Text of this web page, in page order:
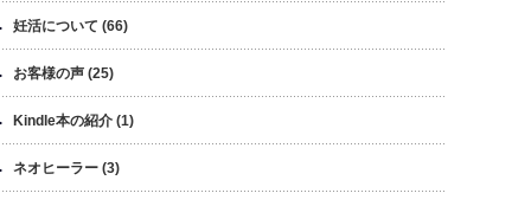
妊活について (66)
お客様の声 (25)
Kindle本の紹介 (1)
ネオヒーラー (3)